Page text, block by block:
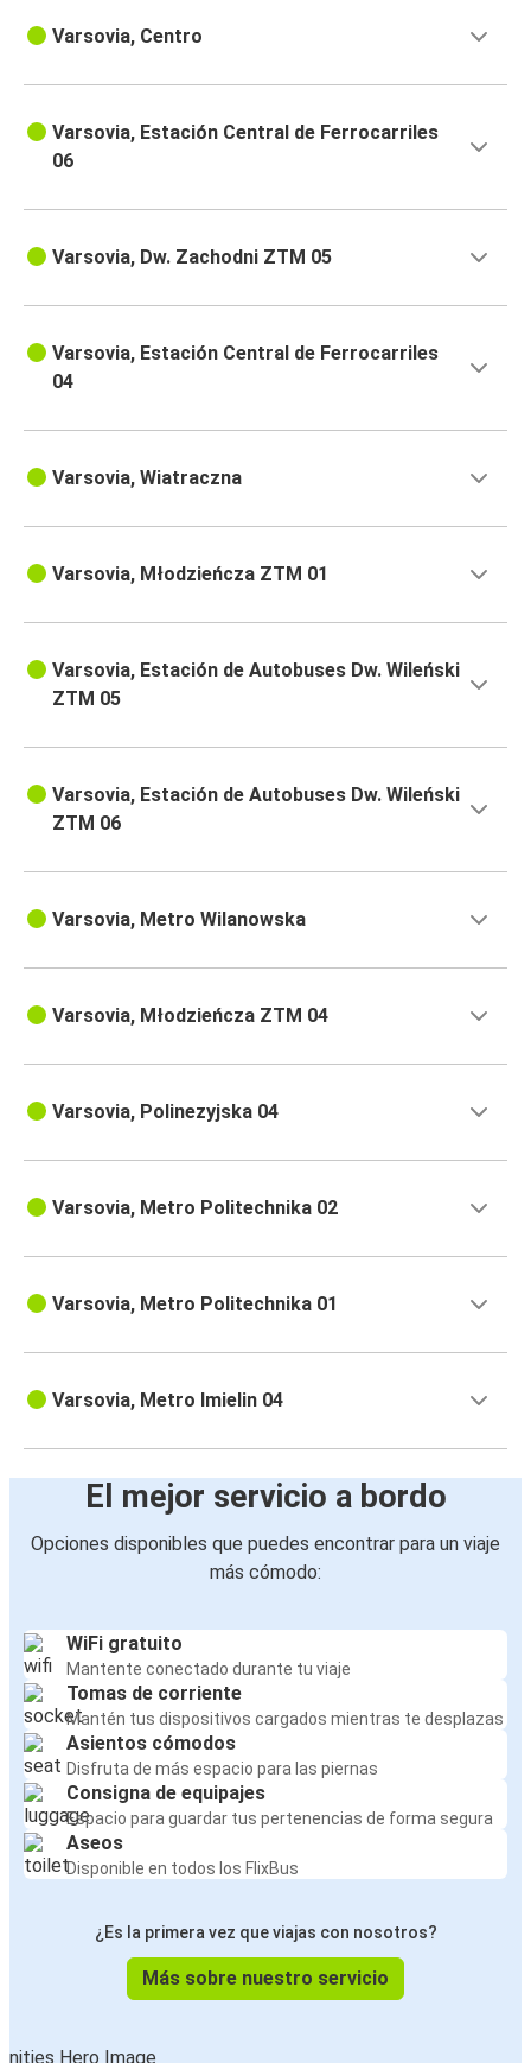
Varsovia, Centro
Varsovia, Estación Central de Ferrocarriles
06
Varsovia, Dw. Zachodni ZTM 05
Varsovia, Estación Central de Ferrocarriles
04
Varsovia, Wiatraczna
Varsovia, Młodzieńcza ZTM 01
Varsovia, Estación de Autobuses Dw. Wileński
ZTM 05
Varsovia, Estación de Autobuses Dw. Wileński
ZTM 06
Varsovia, Metro Wilanowska
Varsovia, Młodzieńcza ZTM 04
Varsovia, Polinezyjska 04
Varsovia, Metro Politechnika 02
Varsovia, Metro Politechnika 01
Varsovia, Metro Imielin 04
El mejor servicio a bordo
Opciones disponibles que puedes encontrar para un viaje
más cómodo:
WiFi gratuito
Mantente conectado durante tu viaje
Tomas de corriente
Mantén tus dispositivos cargados mientras te desplazas
Asientos cómodos
Disfruta de más espacio para las piernas
Consigna de equipajes
Espacio para guardar tus pertenencias de forma segura
Aseos
Disponible en todos los FlixBus
¿Es la primera vez que viajas con nosotros?
Más sobre nuestro servicio